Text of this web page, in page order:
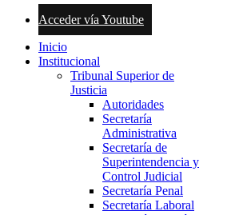
Acceder vía Youtube
Inicio
Institucional
Tribunal Superior de
Justicia
Autoridades
Secretaría
Administrativa
Secretaría de
Superintendencia y
Control Judicial
Secretaría Penal
Secretaría Laboral